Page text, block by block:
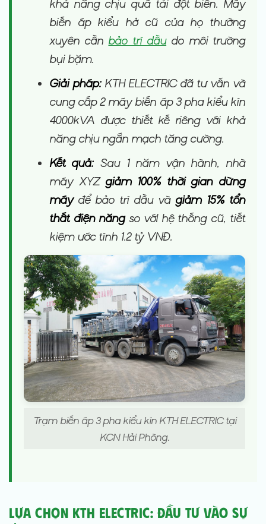
khả năng chịu quá tải đột biến. Máy
biến áp kiểu hở cũ của họ thường
xuyên cần bảo trì dầudo môi trường
bụi bặm.
Giải pháp:KTH ELECTRIC đã tư vấn và
cung cấp 2 máy biến áp 3 pha kiểu kín
4000kVA được thiết kế riêng với khả
năng chịu ngắn mạch tăng cường.
Kết quả:Sau 1 năm vận hành, nhà
máy XYZ giảm 100% thời gian dừng
máyđể bảo trì dầu và giảm 15% tổn
thất điện năngso vớI hệ thống cũ, tiết
kiệm ước tính 1.2 tỷ VNĐ.
Trạm biến áp 3 pha kiểu kín KTH ELECTRIC tại
KCN Hải Phòng.
Lựa chọn KTH ELECTRIC: Đầu tư vào Sự